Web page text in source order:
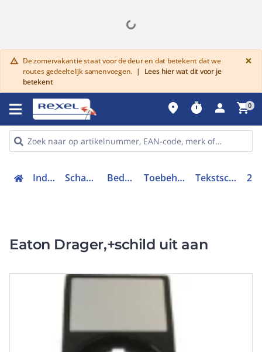
warning De zomervakantie staat voor de deur en dat betekent dat we
routes gedeeltelijk samenvoegen. |
Lees hier wat dit voor je
betekent
×
place timer person shopping_cart0
Industriele componenten Schakelen, bedienen en signaleren Bedieningen en signaleringen Toebehoren bedieningen en signaleringen Tekstschilddrager drukknop / signaallamp 216490
Eaton Drager,+schild uit aan